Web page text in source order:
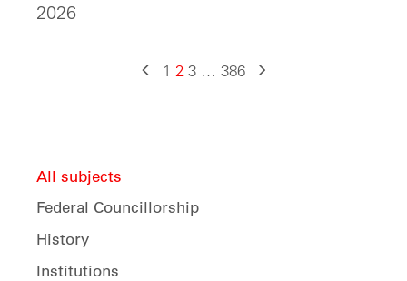
2026
1 2 3 … 386
All subjects
Federal Councillorship
History
Institutions